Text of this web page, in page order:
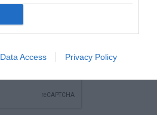
Data Access Privacy Policy